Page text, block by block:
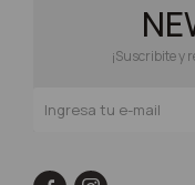
¡Suscribite y